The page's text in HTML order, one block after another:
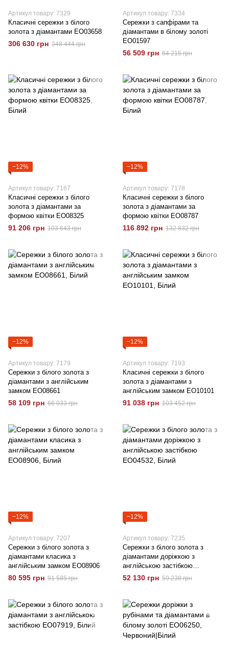
Артикул товару: 7329
Класичні сережки з білого
золота з діамантами EO03658
306 630 грн 348 444 грн
Артикул товару: 7334
Сережки з сапфірами та
діамантами в білому золоті
EO01597
56 509 грн 64 215 грн
−12%
Артикул товару: 7167
Класичні сережки з білого
золота з діамантами за
формою квітки EO08325
91 206 грн 103 643 грн
−12%
Артикул товару: 7178
Класичні сережки з білого
золота з діамантами за
формою квітки EO08787
116 892 грн 132 832 грн
−12%
Артикул товару: 7179
Сережки з білого золота з
діамантами з англійським
замком EO08661
58 109 грн 66 033 грн
−12%
Артикул товару: 7193
Класичні сережки з білого
золота з діамантами з
англійським замком EO10101
91 038 грн 103 452 грн
−12%
Артикул товару: 7207
Сережки з білого золота з
діамантами класика з
англійським замком EO08906
80 595 грн 91 585 грн
−12%
Артикул товару: 7235
Сережки з білого золота з
діамантами доріжкою з
англійською застібкою
EO04532
52 130 грн 59 238 грн